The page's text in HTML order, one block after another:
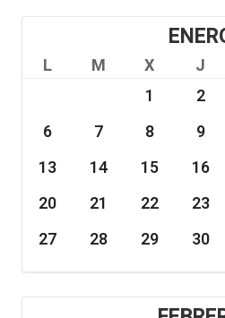
L M X J
1
2
6
7 8 9
13
14 15 16
20
21 22 23
27
28 29 30